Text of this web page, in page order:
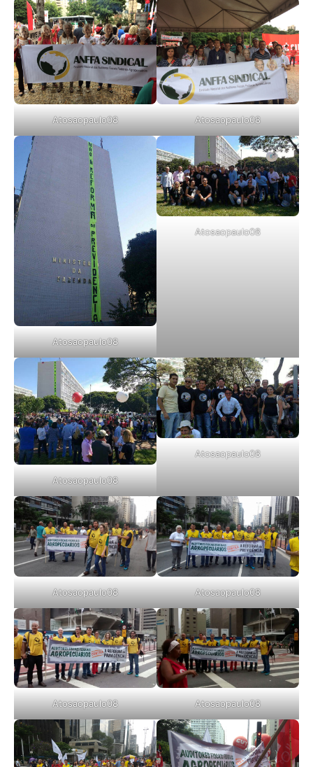
Atosaopaulo08 Atosaopaulo08
Atosaopaulo08
Atosaopaulo08
Atosaopaulo08
Atosaopaulo08
Atosaopaulo08 Atosaopaulo08
Atosaopaulo08 Atosaopaulo08